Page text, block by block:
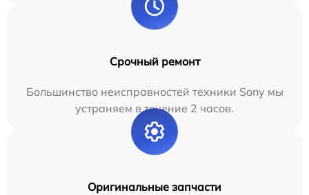
Срочный ремонт
Большинство неисправностей техники Sony мы
устраняем в течение 2 часов.
Оригинальные запчасти